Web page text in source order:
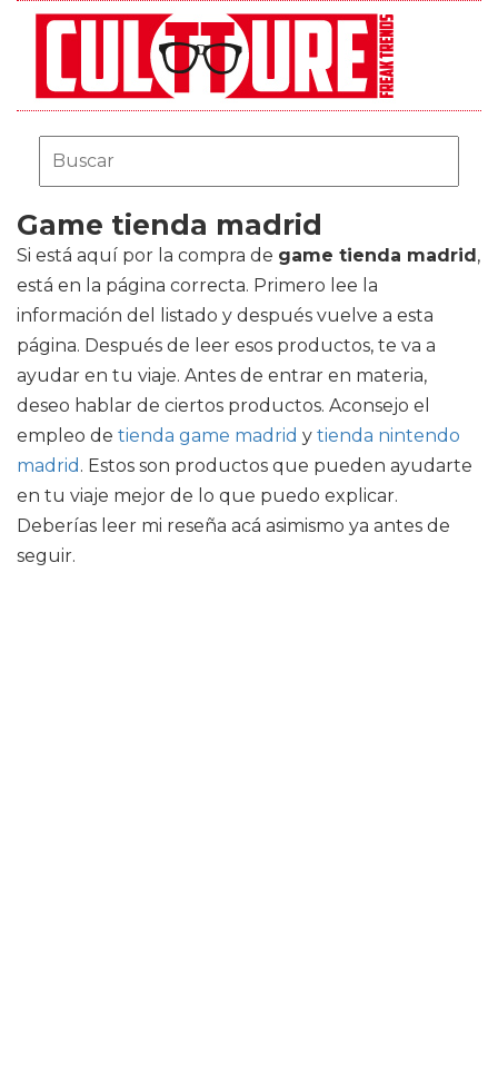
Game tienda madrid
Si está aquí por la compra de game tienda madrid,
está en la página correcta. Primero lee la
información del listado y después vuelve a esta
página. Después de leer esos productos, te va a
ayudar en tu viaje. Antes de entrar en materia,
deseo hablar de ciertos productos. Aconsejo el
empleo de tienda game madrid y tienda nintendo
madrid . Estos son productos que pueden ayudarte
en tu viaje mejor de lo que puedo explicar.
Deberías leer mi reseña acá asimismo ya antes de
seguir.